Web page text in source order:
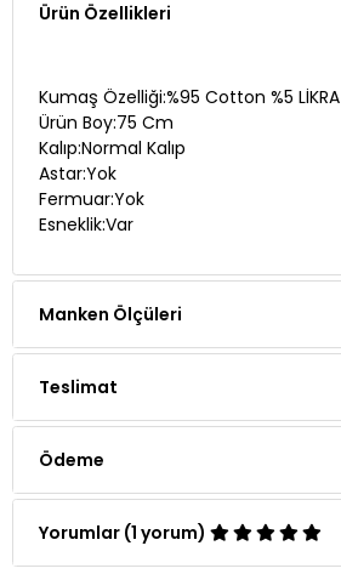
Ürün Özellikleri
Kumaş Özelliği:%95 Cotton %5 LİKRA
Ürün Boy:75 Cm
Kalıp:Normal Kalıp
Astar:Yok
Fermuar:Yok
Esneklik:Var
Manken Ölçüleri
Teslimat
Ödeme
Yorumlar (1 yorum)